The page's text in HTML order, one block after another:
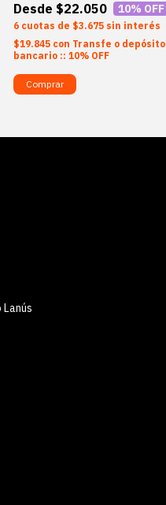
$22.050 10% OFF
6 $3.675 sin interés
$19.845 con Transfe o depósito
bancario :: 10% OFF
Comprar
Lanús